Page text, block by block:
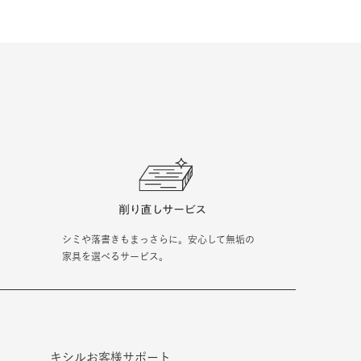
シミや落書きもまっさらに。安心して無垢の
家具を選べるサービス。
キシルお客様サポート